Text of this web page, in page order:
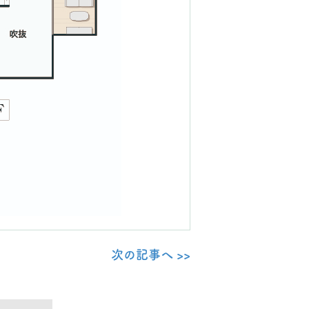
次の記事へ >>